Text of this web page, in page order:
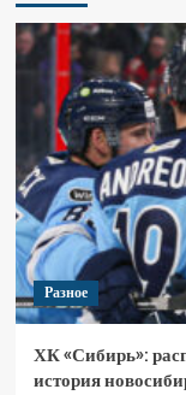
Разное
ХК «Сибирь»:
история